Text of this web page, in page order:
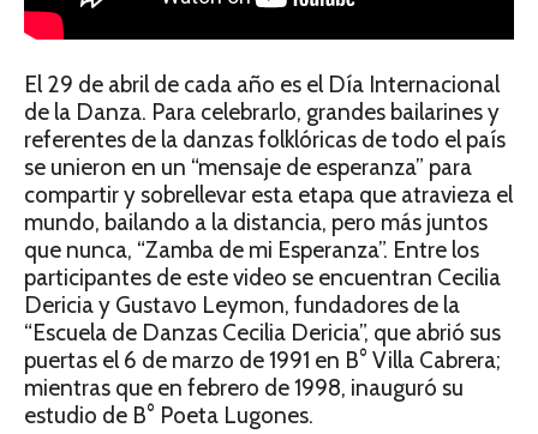
El 29 de abril de cada año es el Día Internacional
de la Danza. Para celebrarlo, grandes bailarines y
referentes de la danzas folklóricas de todo el país
se unieron en un “mensaje de esperanza” para
compartir y sobrellevar esta etapa que atravieza el
mundo, bailando a la distancia, pero más juntos
que nunca, “Zamba de mi Esperanza”. Entre los
participantes de este video se encuentran Cecilia
Dericia y Gustavo Leymon, fundadores de la
“Escuela de Danzas Cecilia Dericia”, que abrió sus
puertas el 6 de marzo de 1991 en B° Villa Cabrera;
mientras que en febrero de 1998, inauguró su
estudio de B° Poeta Lugones.